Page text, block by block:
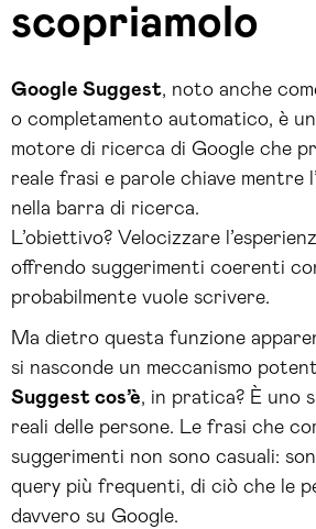
scopriamolo
Google Suggest, noto anche
o completamento automatico, è
motore di ricerca di Google che
reale frasi e parole chiave mentre
nella barra di ricerca.
L’obiettivo? Velocizzare
offrendo suggerimenti coerenti
probabilmente vuole scrivere.
Ma dietro questa funzione
si nasconde un meccanismo
Suggest cos’è, in pratica? È uno
reali delle persone. Le frasi che
suggerimenti non sono casuali:
query più frequenti, di ciò che le
davvero su Google.